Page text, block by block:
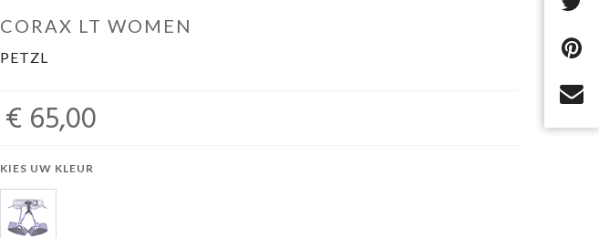
CORAX LT WOMEN
PETZL
€ 65,00
KIES UW KLEUR